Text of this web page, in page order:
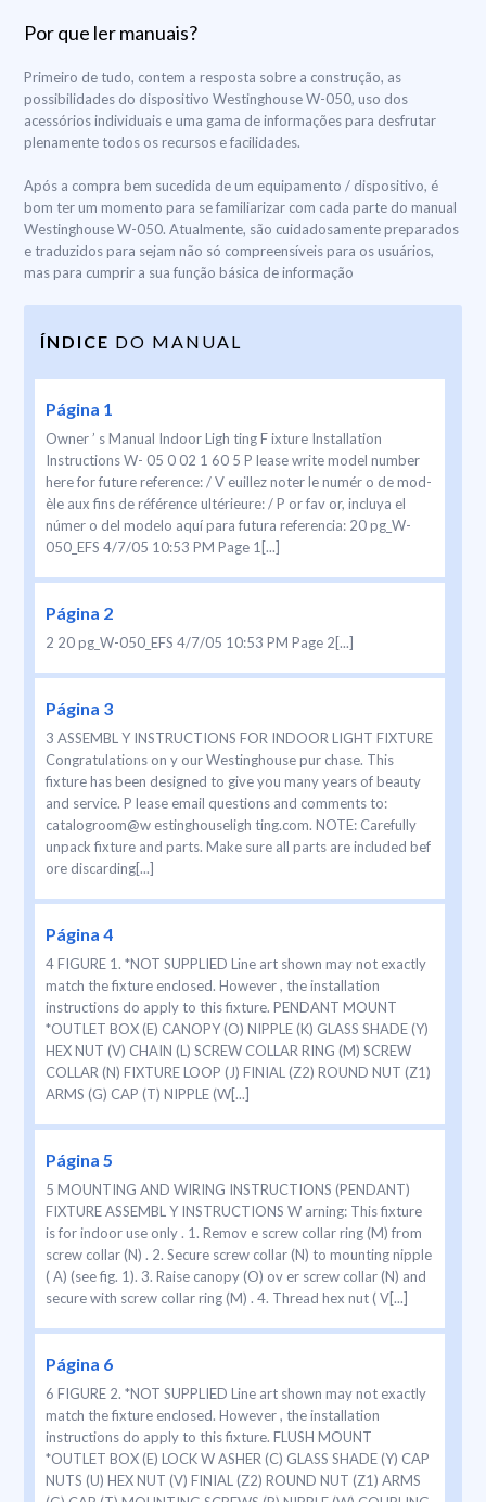
Por que ler manuais?
Primeiro de tudo, contem a resposta sobre a construção, as
possibilidades do dispositivo Westinghouse W-050, uso dos
acessórios individuais e uma gama de informações para desfrutar
plenamente todos os recursos e facilidades.
Após a compra bem sucedida de um equipamento / dispositivo, é
bom ter um momento para se familiarizar com cada parte do manual
Westinghouse W-050. Atualmente, são cuidadosamente preparados
e traduzidos para sejam não só compreensíveis para os usuários,
mas para cumprir a sua função básica de informação
ÍNDICE DO MANUAL
Página 1
Owner ’ s Manual Indoor Ligh ting F ixture Installation
Instructions W- 05 0 02 1 60 5 P lease write model number
here for future reference: / V euillez noter le numér o de mod-
èle aux fins de référence ultérieure: / P or fav or, incluya el
númer o del modelo aquí para futura referencia: 20 pg_W-
050_EFS 4/7/05 10:53 PM Page 1[...]
Página 2
2 20 pg_W-050_EFS 4/7/05 10:53 PM Page 2[...]
Página 3
3 ASSEMBL Y INSTRUCTIONS FOR INDOOR LIGHT FIXTURE
Congratulations on y our Westinghouse pur chase. This
fixture has been designed to give you many years of beauty
and service. P lease email questions and comments to:
catalogroom@w estinghouseligh ting.com. NOTE: Carefully
unpack fixture and parts. Make sure all parts are included bef
ore discarding[...]
Página 4
4 FIGURE 1. *NOT SUPPLIED Line art shown may not exactly
match the fixture enclosed. However , the installation
instructions do apply to this fixture. PENDANT MOUNT
*OUTLET BOX (E) CANOPY (O) NIPPLE (K) GLASS SHADE (Y)
HEX NUT (V) CHAIN (L) SCREW COLLAR RING (M) SCREW
COLLAR (N) FIXTURE LOOP (J) FINIAL (Z2) ROUND NUT (Z1)
ARMS (G) CAP (T) NIPPLE (W[...]
Página 5
5 MOUNTING AND WIRING INSTRUCTIONS (PENDANT)
FIXTURE ASSEMBL Y INSTRUCTIONS W arning: This fixture
is for indoor use only . 1. Remov e screw collar ring (M) from
screw collar (N) . 2. Secure screw collar (N) to mounting nipple
( A) (see fig. 1). 3. Raise canopy (O) ov er screw collar (N) and
secure with screw collar ring (M) . 4. Thread hex nut ( V[...]
Página 6
6 FIGURE 2. *NOT SUPPLIED Line art shown may not exactly
match the fixture enclosed. However , the installation
instructions do apply to this fixture. FLUSH MOUNT
*OUTLET BOX (E) LOCK W ASHER (C) GLASS SHADE (Y) CAP
NUTS (U) HEX NUT (V) FINIAL (Z2) ROUND NUT (Z1) ARMS